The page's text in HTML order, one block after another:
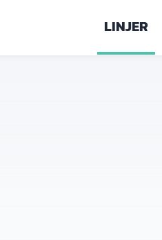
LINJER